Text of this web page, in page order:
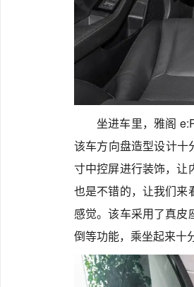
坐进车里，雅阁
该车方向盘造型设计十
寸中控屏进行装饰，让
也是不错的，让我们来
感觉。该车采用了真皮
倒等功能，乘坐起来十